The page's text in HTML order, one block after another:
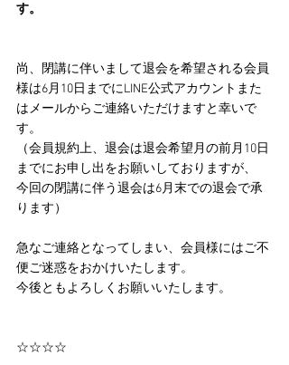
す。
尚、閉講に伴いまして退会を希望される会員
様は6月10日までにLINE公式アカウントまた
はメールからご連絡いただけますと幸いで
す。
（会員規約上、退会は退会希望月の前月10日
までにお申し出をお願いしておりますが、
今回の閉講に伴う退会は6月末での退会で承
ります）
急なご連絡となってしまい、会員様にはご不
便ご迷惑をおかけいたします。
今後ともよろしくお願いいたします。
☆☆☆☆